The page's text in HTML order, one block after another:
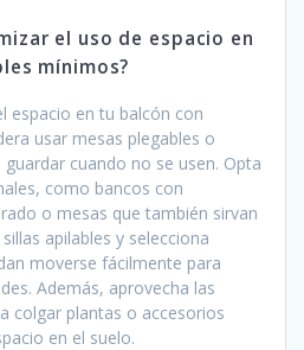
el uso de espacio en
mínimos?
espacio en tu balcón con
usar mesas plegables o
cuando no se usen. Opta
como bancos con
o mesas que también sirvan
apilables y selecciona
moverse fácilmente para
Además, aprovecha las
colgar plantas o accesorios
en el suelo.